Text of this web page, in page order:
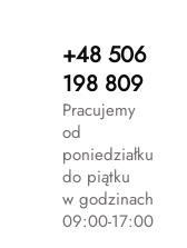
+48 506
198 809
Pracujemy
od
poniedziałku
do piątku
w godzinach
09:00-17:00